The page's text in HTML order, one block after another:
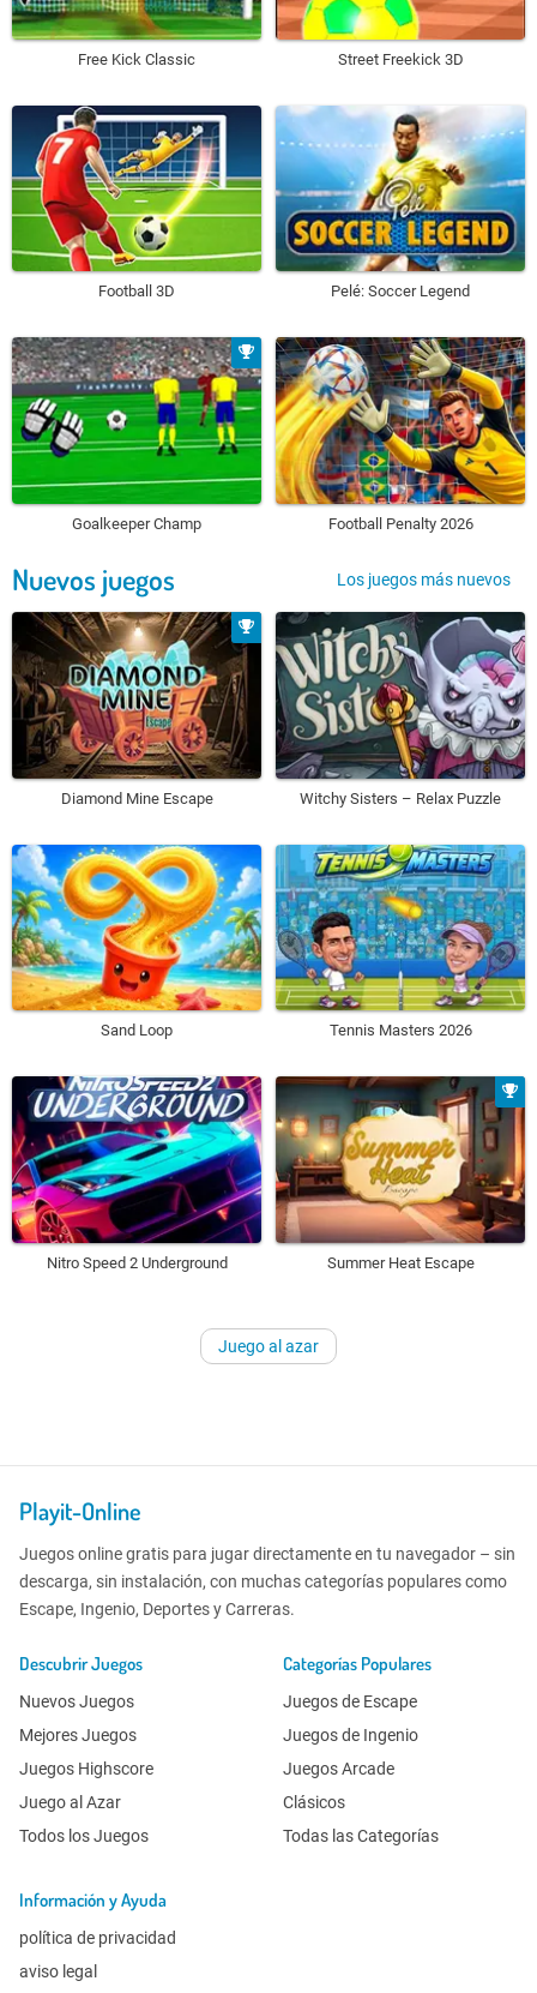
Free Kick Classic Street Freekick 3D
Football 3D Pelé: Soccer Legend
Goalkeeper Champ Football Penalty 2026
Nuevos juegos Los juegos más nuevos
Diamond Mine Escape Witchy Sisters – Relax Puzzle
Sand Loop Tennis Masters 2026
Nitro Speed 2 Underground Summer Heat Escape
Juego al azar
Playit-Online
Juegos online gratis para jugar directamente en tu navegador – sin
descarga, sin instalación, con muchas categorías populares como
Escape, Ingenio, Deportes y Carreras.
Descubrir Juegos
Nuevos Juegos
Mejores Juegos
Juegos Highscore
Juego al Azar
Todos los Juegos
Categorías Populares
Juegos de Escape
Juegos de Ingenio
Juegos Arcade
Clásicos
Todas las Categorías
Información y Ayuda
política de privacidad
aviso legal